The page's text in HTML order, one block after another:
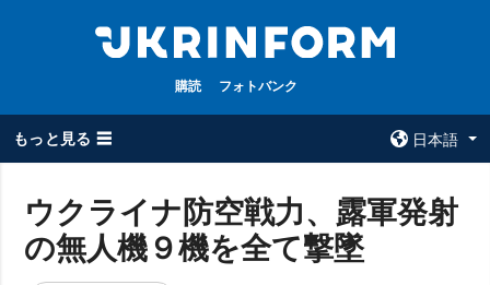
購読 フォトバンク
もっと見る ☰
日本語
全てのトピック
ウクルインフォ
ルム
ウクライナ防空戦力、露軍発射
の無人機９機を全て撃墜